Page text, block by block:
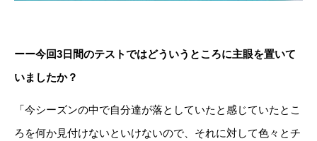
ーー今回3日間のテストではどういうところに主眼を置いて
いましたか？
「今シーズンの中で自分達が落としていたと感じていたとこ
ろを何か見付けないといけないので、それに対して色々とチ